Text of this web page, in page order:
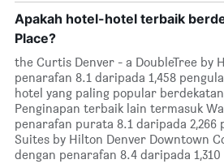
Apakah hotel-hotel terbaik
Place?
the Curtis Denver - a DoubleTree by
penarafan 8.1 daripada 1,458
hotel yang paling popular
Penginapan terbaik lain termasuk
penarafan purata 8.1 daripada 2,266
Suites by Hilton Denver Downtown
dengan penarafan 8.4 daripada 1,310